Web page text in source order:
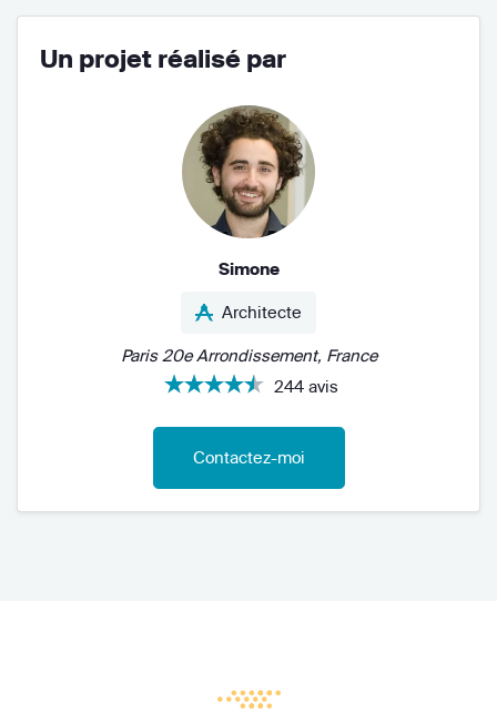
Un projet réalisé par
Simone
Architecte
Paris 20e Arrondissement, France
244 avis
Contactez-moi